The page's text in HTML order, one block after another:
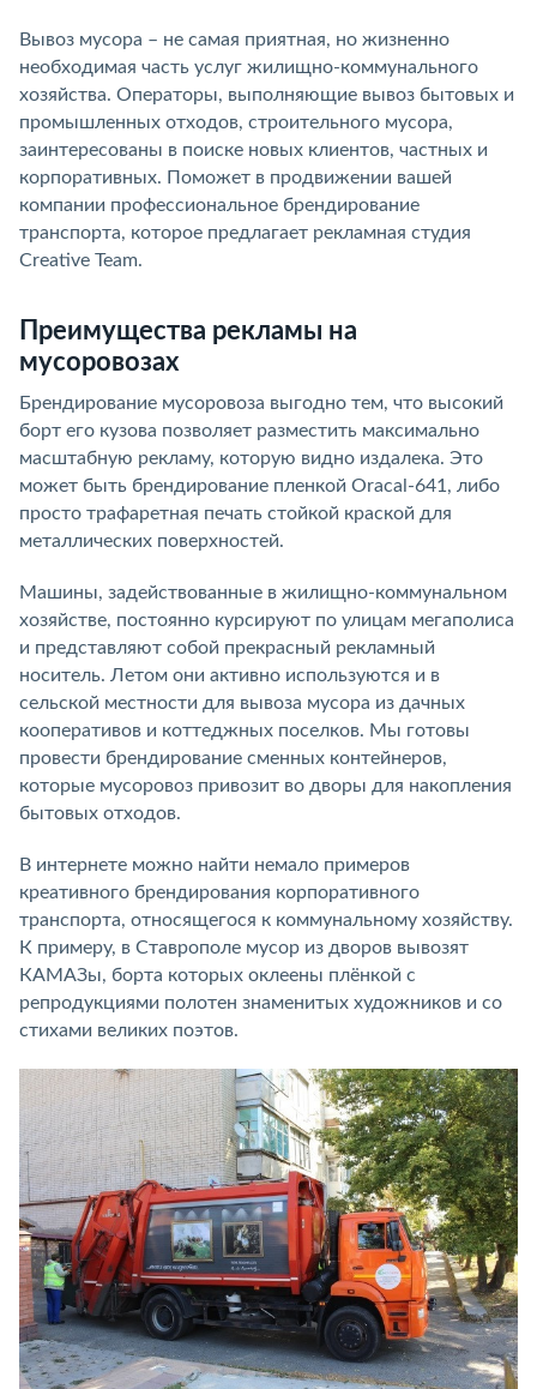
Вывоз мусора – не самая приятная, но жизненно
необходимая часть услуг жилищно-коммунального
хозяйства. Операторы, выполняющие вывоз бытовых и
промышленных отходов, строительного мусора,
заинтересованы в поиске новых клиентов, частных и
корпоративных. Поможет в продвижении вашей
компании профессиональное брендирование
транспорта, которое предлагает рекламная студия
Creative Team.
Преимущества рекламы на
мусоровозах
Брендирование мусоровоза выгодно тем, что высокий
борт его кузова позволяет разместить максимально
масштабную рекламу, которую видно издалека. Это
может быть брендирование пленкой Oracal-641, либо
просто трафаретная печать стойкой краской для
металлических поверхностей.
Машины, задействованные в жилищно-коммунальном
хозяйстве, постоянно курсируют по улицам мегаполиса
и представляют собой прекрасный рекламный
носитель. Летом они активно используются и в
сельской местности для вывоза мусора из дачных
кооперативов и коттеджных поселков. Мы готовы
провести брендирование сменных контейнеров,
которые мусоровоз привозит во дворы для накопления
бытовых отходов.
В интернете можно найти немало примеров
креативного брендирования корпоративного
транспорта, относящегося к коммунальному хозяйству.
К примеру, в Ставрополе мусор из дворов вывозят
КАМАЗы, борта которых оклеены плёнкой с
репродукциями полотен знаменитых художников и со
стихами великих поэтов.